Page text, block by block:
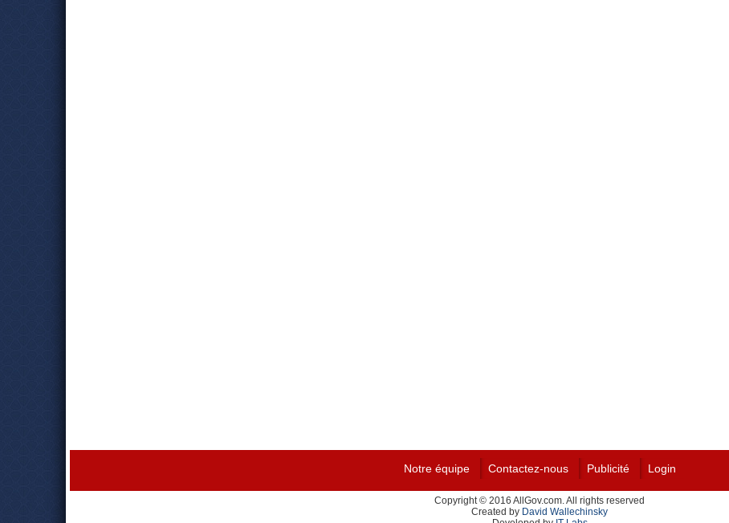
Notre équipe Contactez-nous Publicité Login
Copyright © 2016 AllGov.com. All rights reserved
Created by David Wallechinsky